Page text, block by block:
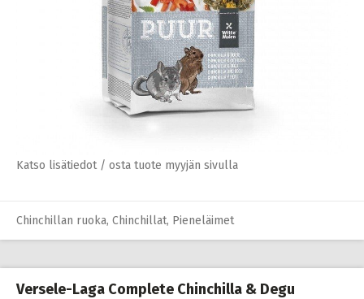
Katso lisätiedot / osta tuote myyjän sivulla
Chinchillan ruoka, Chinchillat, Pieneläimet
Versele-Laga Complete Chinchilla & Degu